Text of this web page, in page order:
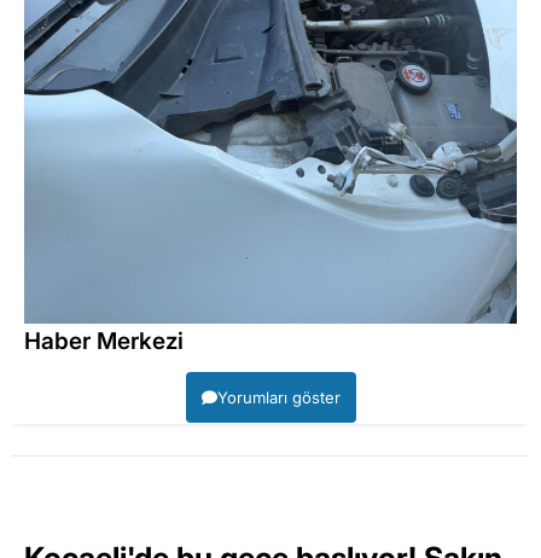
Haber Merkezi
Yorumları göster